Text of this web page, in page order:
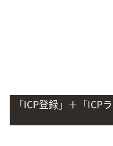
自
「ICP登録」＋「ICP